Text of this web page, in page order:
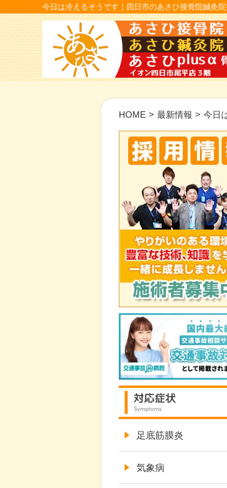
今日は冷えるそうです｜四日市のあさひ接骨院鍼灸
HOME > 最新情報 > 今日
足底筋膜炎
気象病